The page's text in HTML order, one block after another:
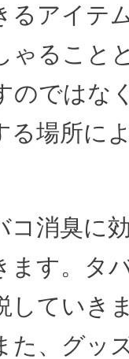
るアイテ
ゃること
のではな
る場所に
コ消臭に
ます。タ
していき
た、グッ